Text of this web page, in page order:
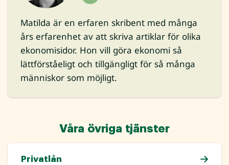
Matilda är en erfaren skribent med många
års erfarenhet av att skriva artiklar för olika
ekonomisidor. Hon vill göra ekonomi så
lättförståeligt och tillgängligt för så många
människor som möjligt.
Våra övriga tjänster
Privatlån